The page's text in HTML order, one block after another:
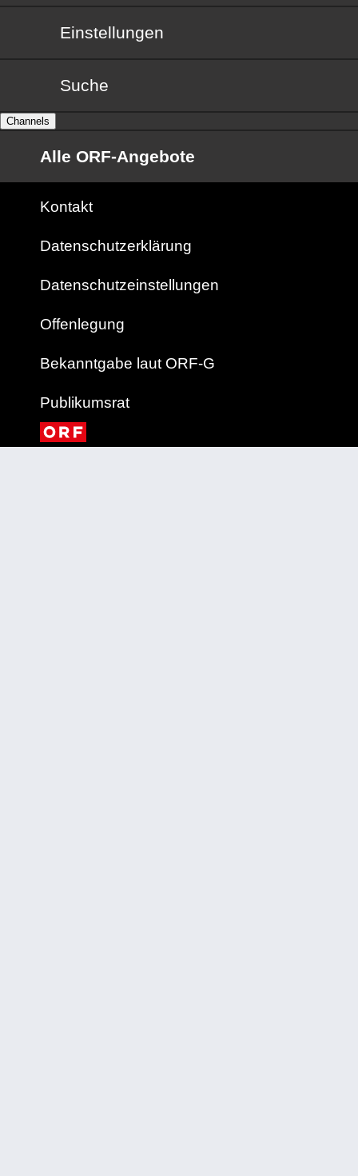
Einstellungen
Suche
Channels
Alle ORF-Angebote
Kontakt
Datenschutzerklärung
Datenschutzeinstellungen
Offenlegung
Bekanntgabe laut ORF-G
Publikumsrat